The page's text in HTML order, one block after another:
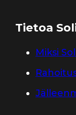
Tietoa
Miksi